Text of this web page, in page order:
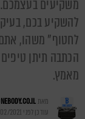
משקיעים
להשקיע בכם,
לחטוף" משהו,
הכתבה תיתן
מאמץ.
מאת
עודכן לפני 2021, 14:56